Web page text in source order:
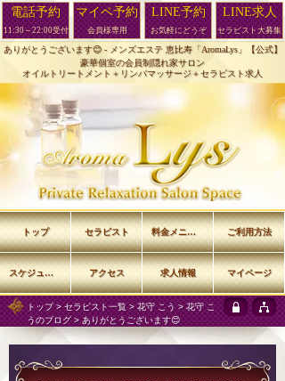
ありがとうございます😊 - メンズエステ 恵比寿「AromaLys」【公式】
豪華個室の会員制隠れ家サロン
オイルトリートメント＋リンパマッサージ＋セラピスト求人
トップ> セラピスト一覧 >花守 こう >花守 こ
うのブログ> ありがとうございます😊
トップ セラピスト 料金メニュー ご利用方法
スケジュール アクセス 求人情報 マイページ
電話予約
11:30～22:00受付
マイペ予約
会員様専用
LINE予約
お気軽にどうぞ
LINE求人
セラピスト大募集